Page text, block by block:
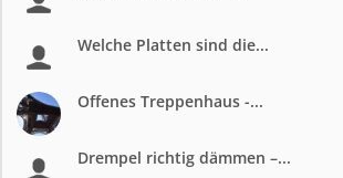
Welche Platten sind die...
Offenes Treppenhaus -...
Drempel richtig dämmen –...